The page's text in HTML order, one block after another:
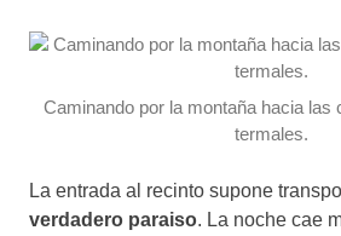
Caminando por la montaña hacia las
termales.
La entrada al recinto supone
verdadero paraiso. La noche cae